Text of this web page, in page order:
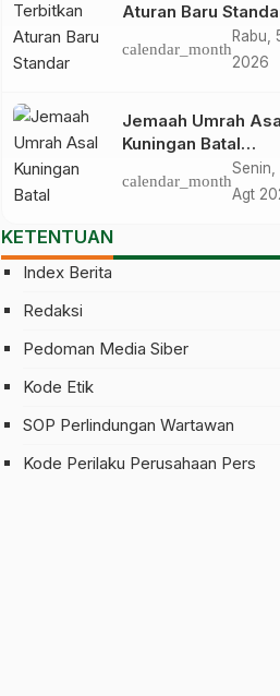
Aturan Baru
Kegiatan Usaha
Umrah-Haji, Siap-
calendar_month
Rabu,
2026
Jemaah Umrah
Kuningan Batal
Berangkat Gegara
Baru Terbit Saat
calendar_month
Senin,
Agt
KETENTUAN
Index Berita
Redaksi
Pedoman Media Siber
Kode Etik
SOP Perlindungan Wartawan
Kode Perilaku Perusahaan Pers